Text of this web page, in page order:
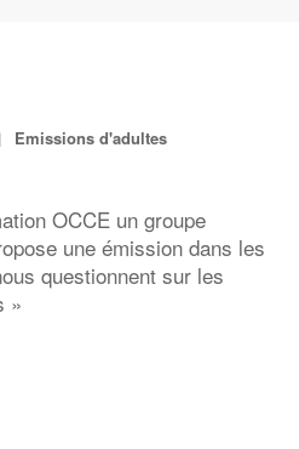
Emissions d'adultes
OCCE un groupe
une émission dans les
questionnent sur les
»